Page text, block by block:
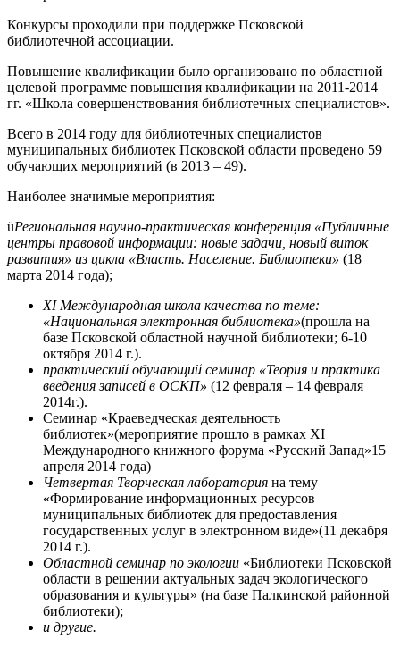
Конкурсы проходили при поддержке Псковской
библиотечной ассоциации.
Повышение квалификации было организовано по областной
целевой программе повышения квалификации на 2011-2014
гг. «Школа совершенствования библиотечных специалистов».
Всего в 2014 году для библиотечных специалистов
муниципальных библиотек Псковской области проведено 59
обучающих мероприятий (в 2013 – 49).
Наиболее значимые мероприятия:
üРегиональная научно-практическая конференция «Публичные
центры правовой информации: новые задачи, новый виток
развития» из цикла «Власть. Население. Библиотеки» (18
марта 2014 года);
XI Международная школа качества по теме:
«Национальная электронная библиотека»(прошла на
базе Псковской областной научной библиотеки; 6-10
октября 2014 г.).
практический обучающий семинар «Теория и практика
введения записей в ОСКП» (12 февраля – 14 февраля
2014г.).
Семинар «Краеведческая деятельность
библиотек»(мероприятие прошло в рамках XI
Международного книжного форума «Русский Запад»15
апреля 2014 года)
Четвертая Творческая лаборатория на тему
«Формирование информационных ресурсов
муниципальных библиотек для предоставления
государственных услуг в электронном виде»(11 декабря
2014 г.).
Областной семинар по экологии «Библиотеки Псковской
области в решении актуальных задач экологического
образования и культуры» (на базе Палкинской районной
библиотеки);
и другие.